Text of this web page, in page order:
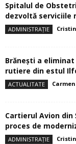
Spitalul de
dezvoltă serviciile
ADMINISTRAȚIE
Brănești a
rutiere din estul
ACTUALITATE
Cartierul Avion
proces de
ADMINISTRAȚIE